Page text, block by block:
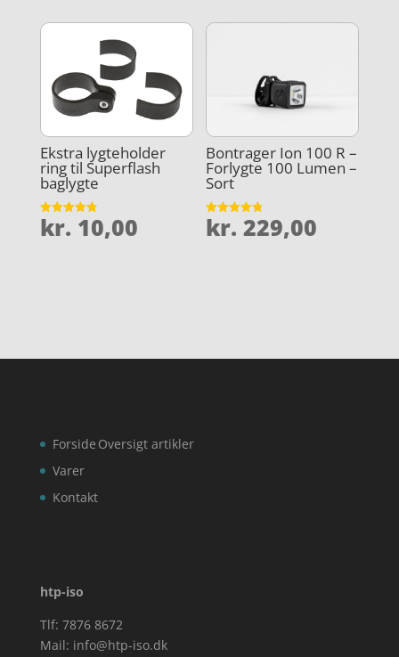
Ekstra lygteholder
ring til Superflash
baglygte
Vurderet
4.8
kr. 10,00
Bontrager Ion 100 R –
Forlygte 100 Lumen –
Sort
Vurderet
4.8
kr. 229,00
Forside
Varer
Kontakt
Oversigt artikler
htp-iso
Tlf: 7876 8672
Mail: info@htp-iso.dk